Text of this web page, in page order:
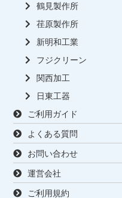
鶴見製作所
荏原製作所
新明和工業
フジクリーン
関西加工
日東工器
ご利用ガイド
よくある質問
お問い合わせ
運営会社
ご利用規約